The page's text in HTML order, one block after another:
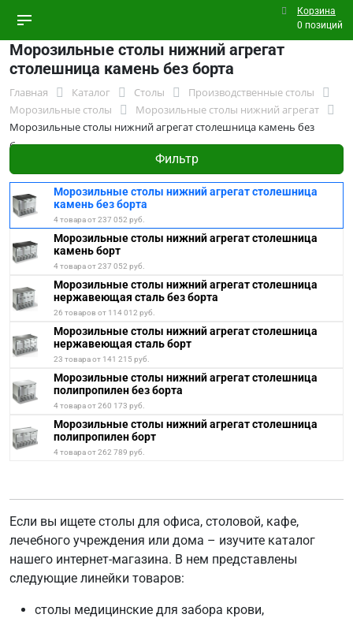
Корзина
0 позиций
Морозильные столы нижний агрегат
столешница камень без борта
Главная Каталог Столы
Производственные столы
Морозильные столы
Морозильные столы нижний агрегат
Морозильные столы нижний агрегат столешница камень без
борта
Фильтр
Морозильные столы нижний агрегат столешница
камень без борта
4 товара от 237 052 руб.
Морозильные столы нижний агрегат столешница
камень борт
4 товара от 237 052 руб.
Морозильные столы нижний агрегат столешница
нержавеющая сталь без борта
26 товаров от 114 012 руб.
Морозильные столы нижний агрегат столешница
нержавеющая сталь борт
23 товара от 141 215 руб.
Морозильные столы нижний агрегат столешница
полипропилен без борта
4 товара от 260 173 руб.
Морозильные столы нижний агрегат столешница
полипропилен борт
4 товара от 262 789 руб.
Если вы ищете столы для офиса, столовой, кафе,
лечебного учреждения или дома – изучите каталог
нашего интернет-магазина. В нем представлены
следующие линейки товаров:
столы медицинские для забора крови,